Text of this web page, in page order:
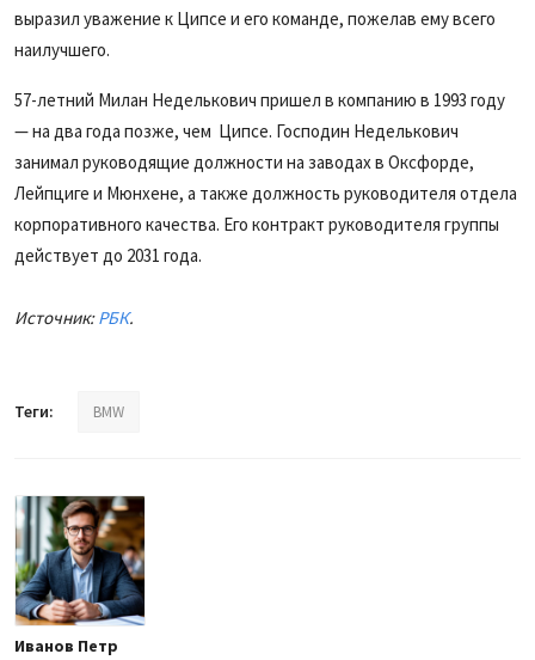
выразил уважение к Ципсе и его команде, пожелав ему всего
наилучшего.
57-летний Милан Неделькович пришел в компанию в 1993 году
— на два года позже, чем Ципсе. Господин Неделькович
занимал руководящие должности на заводах в Оксфорде,
Лейпциге и Мюнхене, а также должность руководителя отдела
корпоративного качества. Его контракт руководителя группы
действует до 2031 года.
Источник:РБК.
Теги: BMW
Иванов Петр